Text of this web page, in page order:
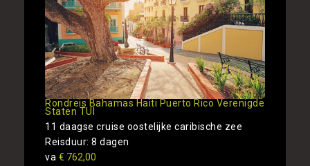
Rondreis Bahamas Haiti Puerto Rico Verenigde
Staten TUI
11 daagse cruise oostelijke caribische zee
Reisduur: 8 dagen
va € 762,00